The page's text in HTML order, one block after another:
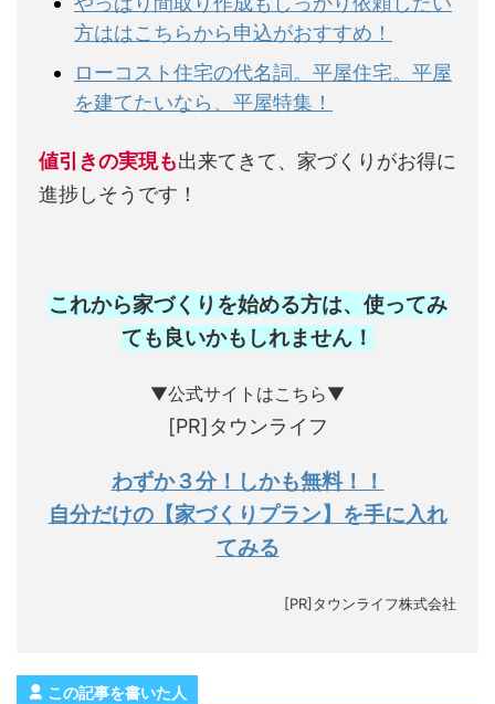
方ははこちらから申込がおすすめ！
ローコスト住宅の代名詞。平屋住宅。平屋
を建てたいなら、平屋特集！
値引きの実現も出来てきて、家づくりがお得に
進捗しそうです！
これから家づくりを始める方は、使ってみ
ても良いかもしれません ！
▼公式サイトはこちら▼
[PR]タウンライフ
わずか３分！しかも無料！！
自分だけの【家づくりプラン】を手に入れ
てみる
[PR]タウンライフ株式会社
この記事を書いた人